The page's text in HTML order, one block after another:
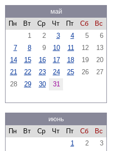
май
Пн
Вт Ср Чт Пт Сб
Вс
1
2 3 4 5
6
7
8 9 10 11 12
13
14
15 16 17 18 19
20
21
22 23 24 25 26
27
28
29 30 31
июнь
Пн
Вт Ср Чт Пт Сб
Вс
1
2
3